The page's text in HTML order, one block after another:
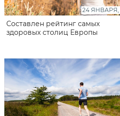
24 ЯНВАРЯ,
Составлен рейтинг самых
здоровых столиц Европы